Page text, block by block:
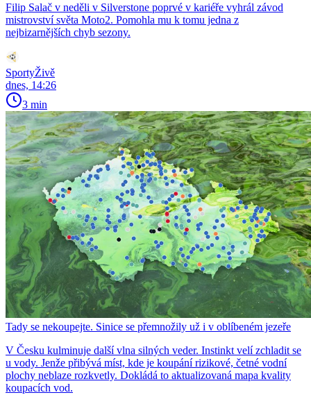
Filip Salač v neděli v Silverstone poprvé v kariéře vyhrál závod
mistrovství světa Moto2. Pomohla mu k tomu jedna z
nejbizarnějších chyb sezony.
SportyŽivě
dnes, 14:26
3 min
Tady se nekoupejte. Sinice se přemnožily už i v oblíbeném jezeře
V Česku kulminuje další vlna silných veder. Instinkt velí zchladit se
u vody. Jenže přibývá míst, kde je koupání rizikové, četné vodní
plochy neblaze rozkvetly. Dokládá to aktualizovaná mapa kvality
koupacích vod.